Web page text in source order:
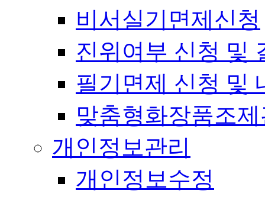
비서실기면제신청
진위여부 신청 및
필기면제 신청 및
맞춤형화장품조
개인정보관리
개인정보수정